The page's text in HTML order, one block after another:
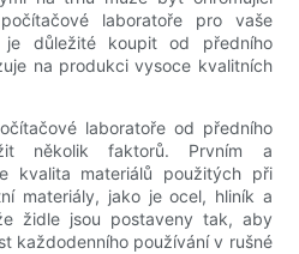
laboratoře pro vaše
je důležité koupit od předního
na produkci vysoce kvalitních
laboratoře od předního
několik faktorů. Prvním a
kvalita materiálů použitých při
materiály, jako je ocel, hliník a
židle jsou postaveny tak, aby
každodenního používání v rušné